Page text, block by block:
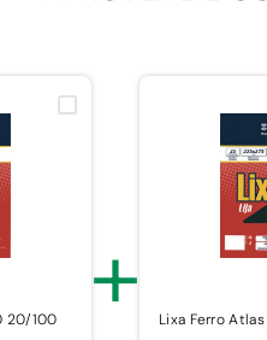
20/100 + Lixa Ferro